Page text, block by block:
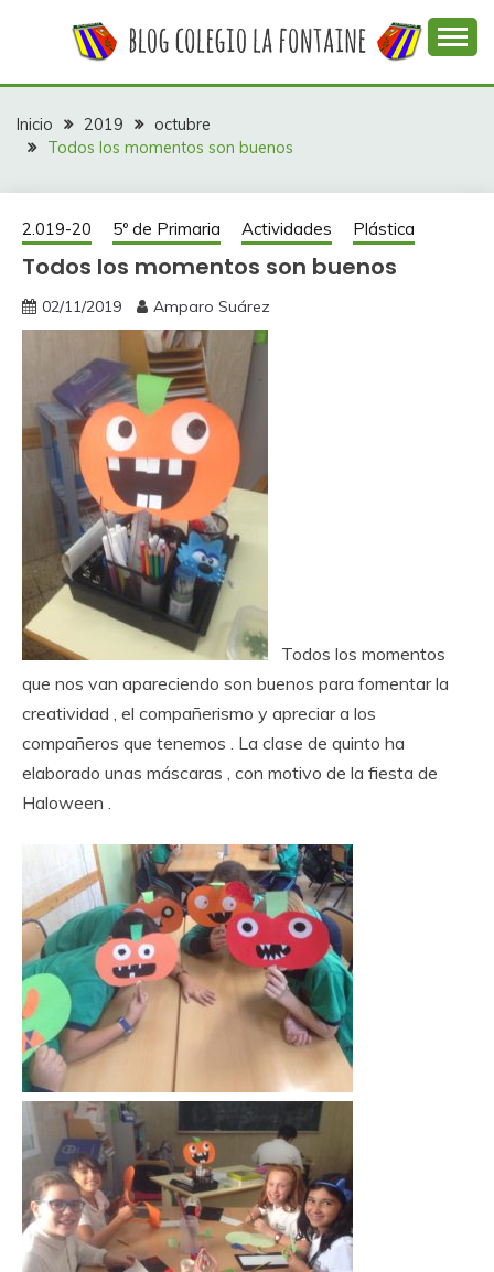
COLEGIO LA
FONTAINE
colegio La Fontaine
Inicio 2019
octubre
Todos los momentos son buenos
2.019-20 5º de Primaria Actividades Plástica
Todos los momentos son buenos
02/11/2019 Amparo Suárez
Todos los momentos
que nos van apareciendo son buenos para fomentar la
creatividad , el compañerismo y apreciar a los
compañeros que tenemos . La clase de quinto ha
elaborado unas máscaras , con motivo de la fiesta de
Haloween .